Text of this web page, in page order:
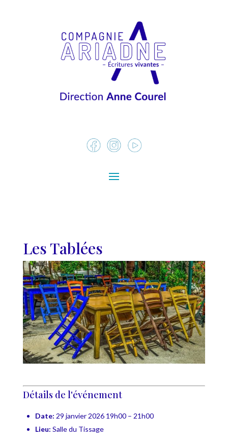
Les Tablées
Détails de l'événement
Date: 29 janvier 2026 19h00– 21h00
Lieu: Salle du Tissage